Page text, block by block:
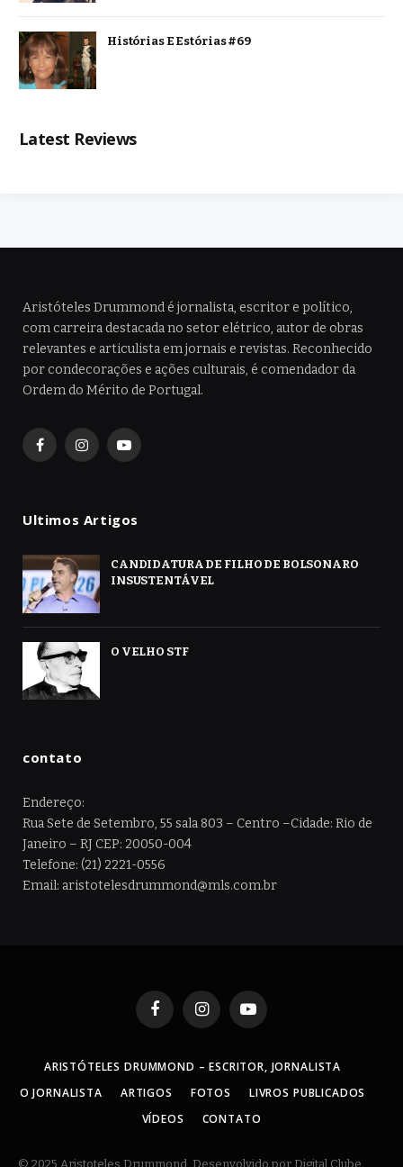
Histórias E Estórias #69
Latest Reviews
Aristóteles Drummond é jornalista, escritor e político,
com carreira destacada no setor elétrico, autor de obras
relevantes e articulista em jornais e revistas. Reconhecido
por condecorações e ações culturais, é comendador da
Ordem do Mérito de Portugal.
FacebookInstagramYouTube
Ultimos Artigos
CANDIDATURA DE FILHO DE BOLSONARO
INSUSTENTÁVEL
O VELHO STF
contato
Endereço:
Rua Sete de Setembro, 55 sala 803 – Centro –Cidade: Rio de
Janeiro – RJ CEP: 20050-004
Telefone: (21) 2221-0556
Email: aristotelesdrummond@mls.com.br
FacebookInstagramYouTube
ARISTÓTELES DRUMMOND – ESCRITOR, JORNALISTA
O JORNALISTA
ARTIGOS FOTOS
LIVROS PUBLICADOS
VÍDEOS
CONTATO
© 2025 Aristoteles Drummond. Desenvolvido por Digital Clube